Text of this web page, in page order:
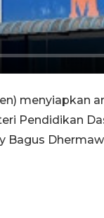
menyiapkan
Pendidikan
Bagus